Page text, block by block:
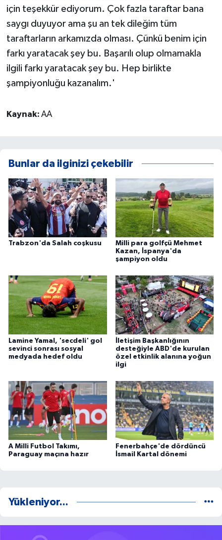
için teşekkür ediyorum. Çok fazla taraftar bana
saygı duyuyor ama şu an tek dileğim tüm
taraftarların arkamızda olması. Çünkü benim için
farkı yaratacak şey bu. Başarılı olup olmamakla
ilgili farkı yaratacak şey bu. Hep birlikte
şampiyonluğu kazanalım.'
Kaynak: AA
Bunlar da ilginizi çekebilir
Trabzon'da Salah coşkusu
Milli para golfçü Mehmet
Kazan, İspanya'da
şampiyon oldu
Lamine Yamal, 'secdeli' gol
sevinci sonrası sosyal
medyada hedef oldu
İletişim Başkanlığının
desteğiyle ABD'de kurulan
özel etkinlik alanına yoğun
ilgi
A Milli Futbol Takımı,
Paraguay maçına hazır
Fenerbahçe'de dördüncü
İsmail Kartal dönemi
Yükleniyor...